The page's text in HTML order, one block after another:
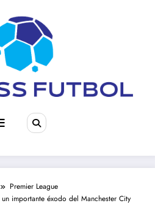
Premier League
importante éxodo del Manchester City